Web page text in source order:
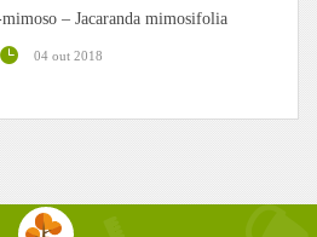
mimoso – Jacaranda mimosifolia
04 out 2018